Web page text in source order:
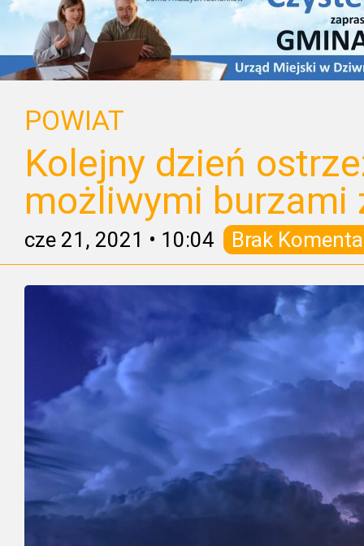
POWIAT
Kolejny dzień
możliwymi burzami
cze 21, 2021 • 10:04 Brak